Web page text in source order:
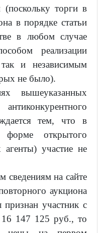
торги в
в порядке статьи
в любом случае
реализации
и независимым
не было).
вышеуказанных
тем, что в
открытого
участие не
сведениям на сайте
аукциона
участник с
147 125 руб., то